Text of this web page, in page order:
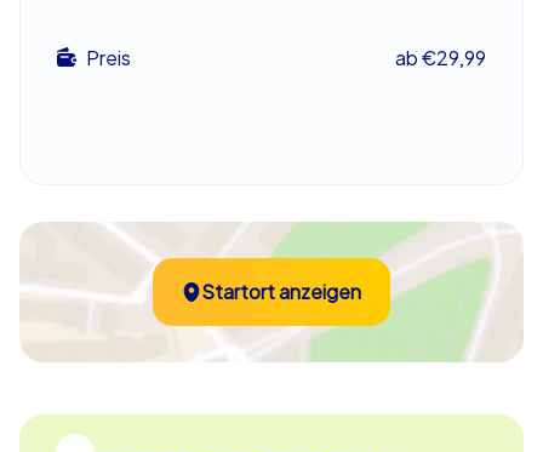
Spaß und Spannung für alle Teilnehmer und stärkt den
Zusammenhalt im Team. Entdecken Sie die
Sehenswürdigkeiten Nürnbergs auf eine völlig neue Art
und genießen Sie die kulinarischen Spezialitäten der
Stadt, wie die berühmten Nürnberger Rostbratwürste,
kosten können.
Preis ab €29,99
Startort anzeigen